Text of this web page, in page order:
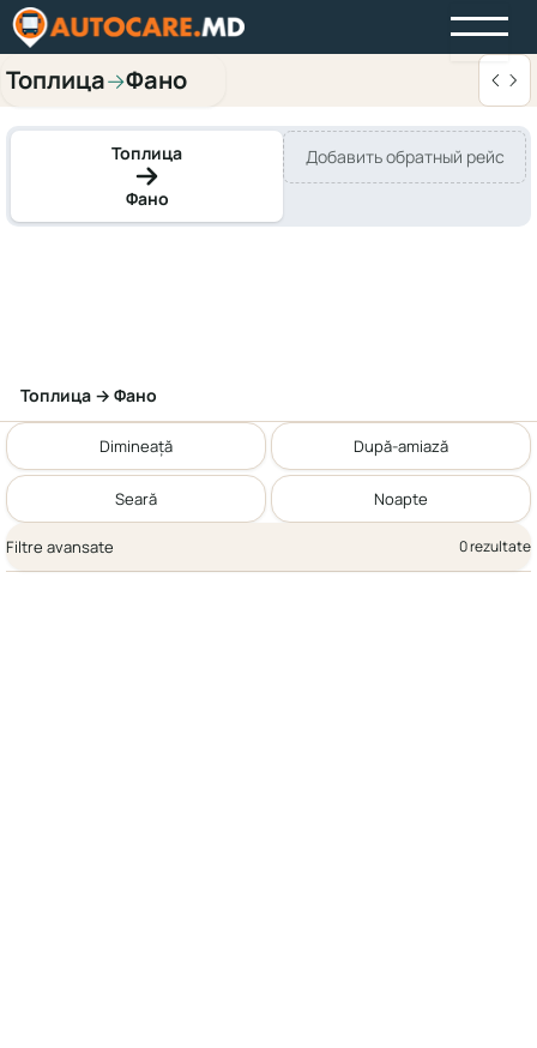
Топлица→Фано
Топлица
Фано
Добавить обратный рейс
Топлица → Фано
Dimineață După-amiază
Seară Noapte
Filtre avansate 0 rezultate